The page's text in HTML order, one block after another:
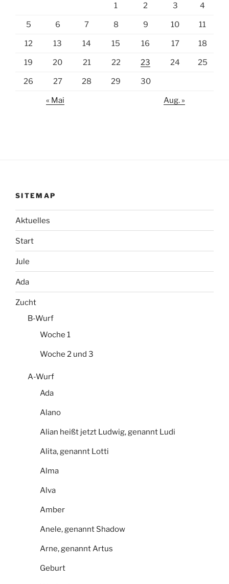
1 2 3 4
5 6 7 8 9 10 11
12 13 14 15 16 17 18
19 20 21 22 23 24 25
26 27 28 29 30
« Mai Aug. »
SITEMAP
Aktuelles
Start
Jule
Ada
Zucht
B-Wurf
Woche 1
Woche 2 und 3
A-Wurf
Ada
Alano
Alian heißt jetzt Ludwig, genannt Ludi
Alita, genannt Lotti
Alma
Alva
Amber
Anele, genannt Shadow
Arne, genannt Artus
Geburt